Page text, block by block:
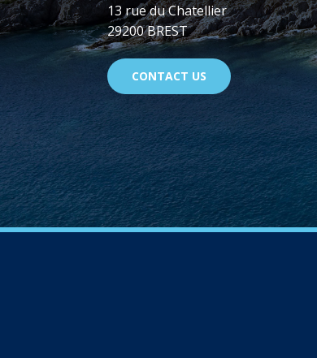
13 rue du Chatellier
29200 BREST
CONTACT US